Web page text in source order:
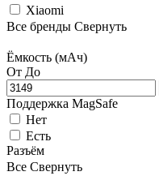
Xiaomi
Все бренды Свернуть
Ёмкость (мАч)
От До
Поддержка MagSafe
Нет
Есть
Разъём
Все Свернуть